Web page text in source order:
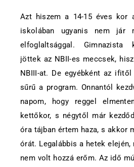
Azt hiszem a 14-15 éves kor
iskolában ugyanis nem jár
elfoglaltsággal. Gimnazista
jöttek az NBII-es meccsek,
NBIII-at. De egyébként az
sűrű a program. Onnantól
napom, hogy reggel
kettőkor, s négytől már
óra tájban értem haza, s akkor
órát. Legalábbis a hetek
nem volt hozzá erőm. Az idő